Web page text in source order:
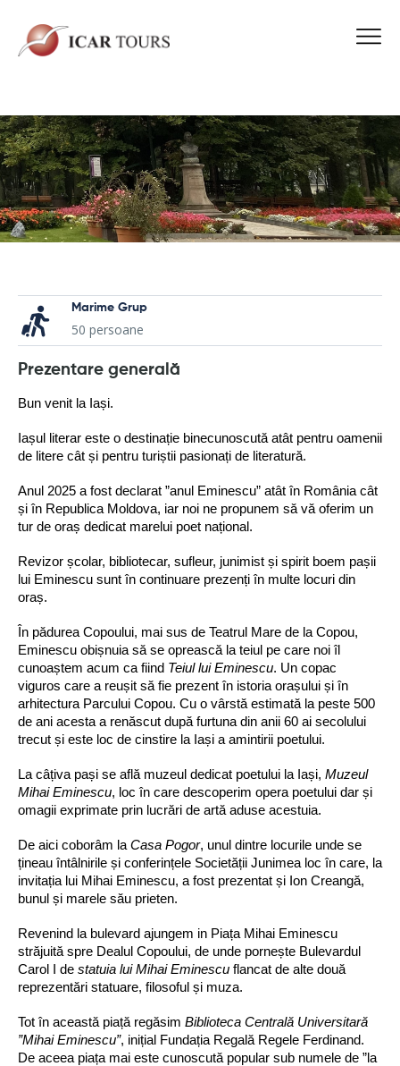
Marime Grup
50 persoane
Prezentare generală
Bun venit la Iași.
Iașul literar este o destinație binecunoscută atât pentru oamenii
de litere cât și pentru turiștii pasionați de literatură.
Anul 2025 a fost declarat ”anul Eminescu” atât în România cât
și în Republica Moldova, iar noi ne propunem să vă oferim un
tur de oraș dedicat marelui poet național.
Revizor școlar, bibliotecar, sufleur, junimist și spirit boem pașii
lui Eminescu sunt în continuare prezenți în multe locuri din
oraș.
În pădurea Copoului, mai sus de Teatrul Mare de la Copou,
Eminescu obișnuia să se oprească la teiul pe care noi îl
cunoaștem acum ca fiind Teiul lui Eminescu. Un copac
viguros care a reușit să fie prezent în istoria orașului și în
arhitectura Parcului Copou. Cu o vârstă estimată la peste 500
de ani acesta a renăscut după furtuna din anii 60 ai secolului
trecut și este loc de cinstire la Iași a amintirii poetului.
La câțiva pași se află muzeul dedicat poetului la Iași, Muzeul
Mihai Eminescu, loc în care descoperim opera poetului dar și
omagii exprimate prin lucrări de artă aduse acestuia.
De aici coborâm la Casa Pogor, unul dintre locurile unde se
țineau întâlnirile și conferințele Societății Junimea loc în care, la
invitația lui Mihai Eminescu, a fost prezentat și Ion Creangă,
bunul și marele său prieten.
Revenind la bulevard ajungem in Piața Mihai Eminescu
străjuită spre Dealul Copoului, de unde pornește Bulevardul
Carol I de statuia lui Mihai Eminescu flancat de alte două
reprezentări statuare, filosoful și muza.
Tot în această piață regăsim Biblioteca Centrală Universitară
”Mihai Eminescu”, inițial Fundația Regală Regele Ferdinand.
De aceea piața mai este cunoscută popular sub numele de ”la